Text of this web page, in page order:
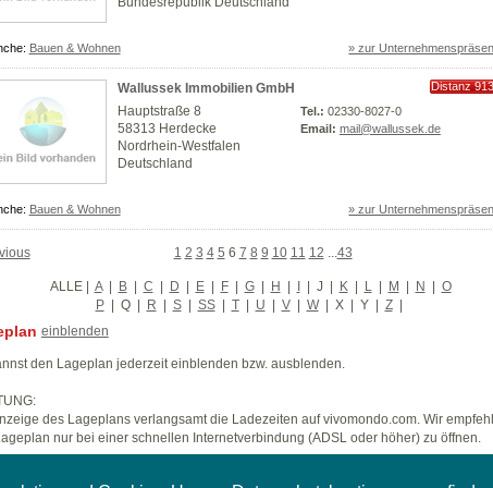
Bauen & Wohnen » zur
Wallussek Immobilien GmbH
Distanz
Hauptstraße 8
58313 Herdecke
Nordrhein-Westfalen
Deutschland
Tel.: 02330-8027-0
Email: mail@wallussek.de
Bauen & Wohnen » zur
1 2 3 4 5 6 7 8 9 10 11 12 43
ALLE| A | B | C | D | E | F | G | H | I | J | K | L | M | N | O
P | Q | R | S | SS | T | U | V | W | X | Y | Z |
einblenden
den Lageplan jederzeit einblenden bzw. ausblenden.
des Lageplans verlangsamt die Ladezeiten auf vivomondo.com. Wir
nur bei einer schnellen Internetverbindung (ADSL oder höher) zu öffnen.